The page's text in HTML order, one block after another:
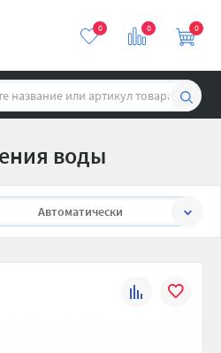
0 0 0
воды
Автоматически